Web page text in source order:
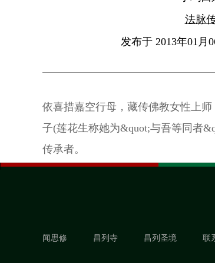
法脉
发布于 2013年01月
依喜措嘉空行母，藏传佛教女性上
子(莲花生称她为&quot;与吾等同者
传承者。
闻思修 昌列寺 昌列圣境 联